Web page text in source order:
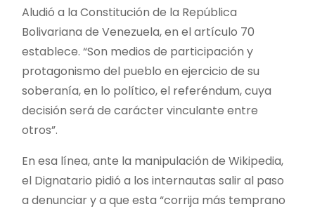
Aludió a la Constitución de la República
Bolivariana de Venezuela, en el artículo 70
establece. “Son medios de participación y
protagonismo del pueblo en ejercicio de su
soberanía, en lo político, el referéndum, cuya
decisión será de carácter vinculante entre
otros”.
En esa línea, ante la manipulación de Wikipedia,
el Dignatario pidió a los internautas salir al paso
a denunciar y a que esta “corrija más temprano